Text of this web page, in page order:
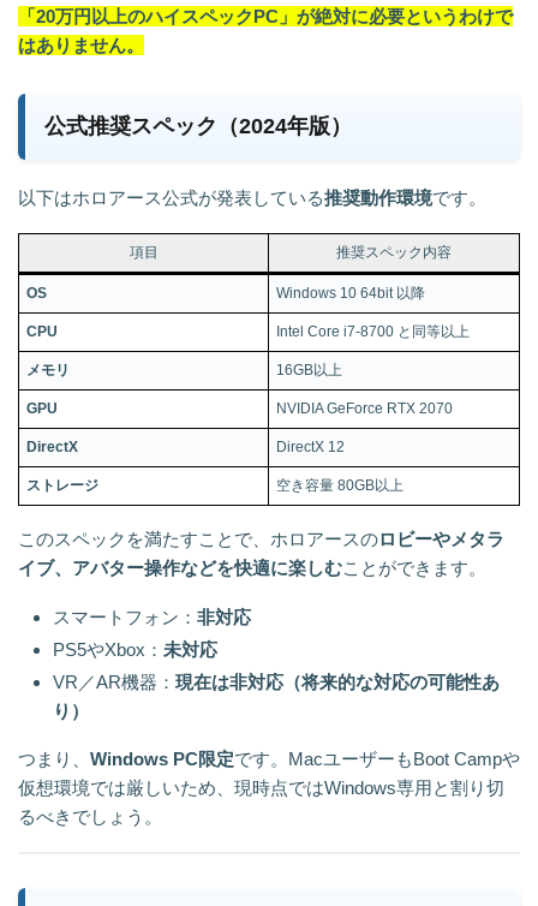
「20万円以上のハイスペックPC」が絶対に必要というわけで
はありません。
公式推奨スペック（2024年版）
以下はホロアース公式が発表している推奨動作環境です。
項目 推奨スペック内容
OS Windows 10 64bit 以降
CPU Intel Core i7-8700 と同等以上
メモリ 16GB以上
GPU NVIDIA GeForce RTX 2070
DirectX DirectX 12
ストレージ 空き容量 80GB以上
このスペックを満たすことで、ホロアースのロビーやメタラ
イブ、アバター操作などを快適に楽しむことができます。
スマートフォン： 非対応
PS5やXbox： 未対応
VR／AR機器： 現在は非対応（将来的な対応の可能性あ
り）
つまり、 Windows PC限定です。MacユーザーもBoot Campや
仮想環境では厳しいため、現時点ではWindows専用と割り切
るべきでしょう。